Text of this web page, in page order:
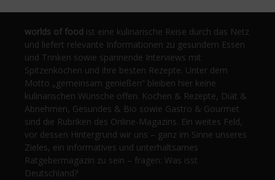
worlds of food ist eine kulinarische Reise durch das Netz
und liefert relevante Informationen zu gesundem Essen
und Trinken sowie spannende Interviews mit
Spitzenköchen und ihre besten Rezepte. Unter dem
Motto „gemeinsam genießen“ bleiben hier keine
kulinarischen Wünsche offen. Kochen & Rezepte, Diät &
Abnehmen, Gesundes & Bio sowie Gastro & Gourmet
sind die Rubriken des Online-Magazins. Ein weites Feld,
vor dessen Hintergrund wir uns – ganz im Sinne unseres
Zieles, ein informatives und unterhaltsames
Ratgebermagazin zu sein – fragen: Was isst
Deutschland?